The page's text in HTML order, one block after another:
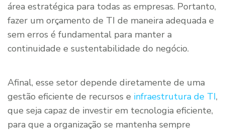
área estratégica para todas as empresas. Portanto,
fazer um orçamento de TI de maneira adequada e
sem erros é fundamental para manter a
continuidade e sustentabilidade do negócio.
Afinal, esse setor depende diretamente de uma
gestão eficiente de recursos e infraestrutura de TI,
que seja capaz de investir em tecnologia eficiente,
para que a organização se mantenha sempre